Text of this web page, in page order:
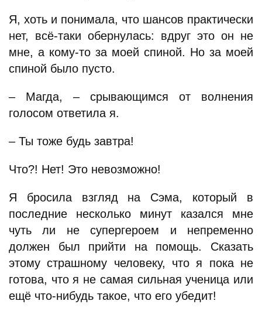
Я, хоть и понимала, что шансов практически
нет, всё-таки обернулась: вдруг это он не
мне, а кому-то за моей спиной. Но за моей
спиной было пусто.
– Магда, – срывающимся от волнения
голосом ответила я.
– Ты тоже будь завтра!
Что?! Нет! Это невозможно!
Я бросила взгляд на Сэма, который в
последние несколько минут казался мне
чуть ли не супергероем и непременно
должен был прийти на помощь. Сказать
этому страшному человеку, что я пока не
готова, что я не самая сильная ученица или
ещё что-нибудь такое, что его убедит!